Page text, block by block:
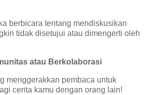
berbicara tentang mendiskusikan
tidak disetujui atau dimengerti oleh
atau Berkolaborasi
menggerakkan pembaca untuk
cerita kamu dengan orang lain!